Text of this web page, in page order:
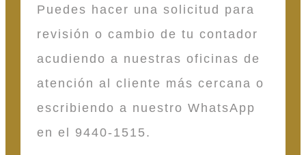
Puedes hacer una solicitud para
revisión o cambio de tu contador
acudiendo a nuestras oficinas de
atención al cliente más cercana o
escribiendo a nuestro WhatsApp
en el 9440-1515.